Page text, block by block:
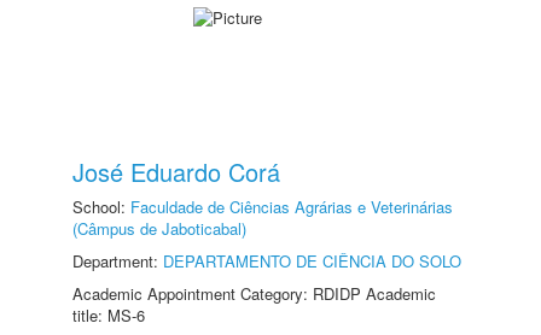
José Eduardo Corá
School: Faculdade de Ciências Agrárias e Veterinárias
(Câmpus de Jaboticabal)
Department: DEPARTAMENTO DE CIÊNCIA DO SOLO
Academic Appointment Category: RDIDP Academic
title: MS-6